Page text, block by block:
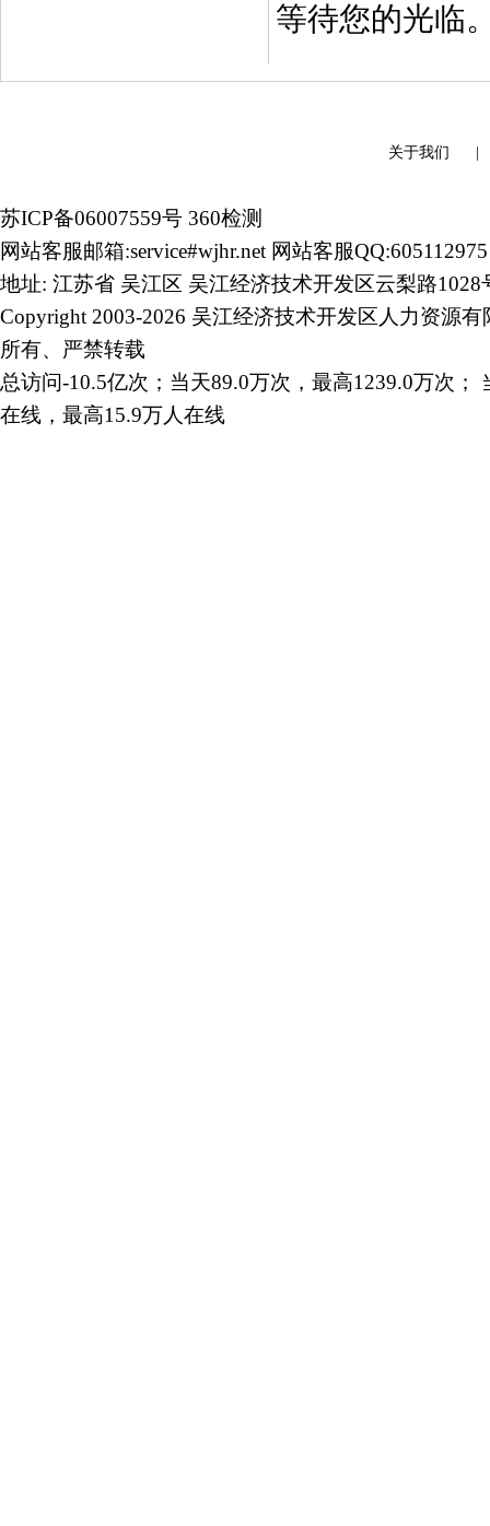
等待您的光临
关于我们
苏ICP备06007559号 360检测
网站客服邮箱:service#wjhr.net 网站客服QQ:605112975
地址: 江苏省 吴江区 吴江经济技术开发区云梨路1028
Copyright 2003-2026 吴江经济技术开发区人力资源有
所有、严禁转载
总访问-10.5亿次；当天89.0万次，最高1239.0万次；
在线，最高15.9万人在线